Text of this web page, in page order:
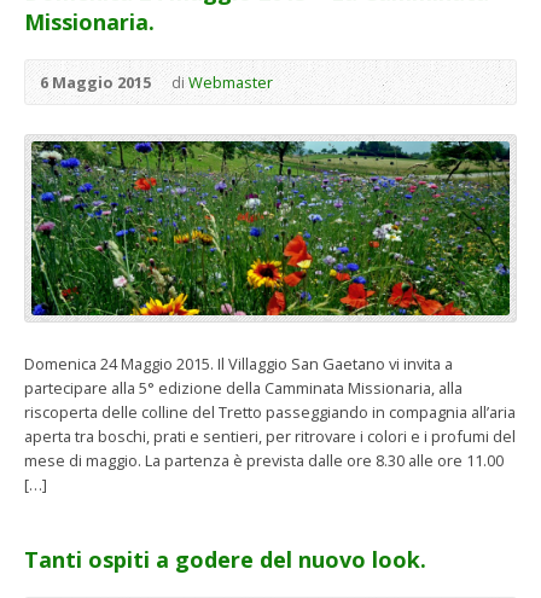
Missionaria.
6 Maggio 2015 di Webmaster
Domenica 24 Maggio 2015. Il Villaggio San Gaetano vi invita a
partecipare alla 5° edizione della Camminata Missionaria, alla
riscoperta delle colline del Tretto passeggiando in compagnia all’aria
aperta tra boschi, prati e sentieri, per ritrovare i colori e i profumi del
mese di maggio. La partenza è prevista dalle ore 8.30 alle ore 11.00
[…]
Tanti ospiti a godere del nuovo look.